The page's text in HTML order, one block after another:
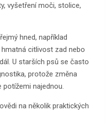
vyšetření moči, stolice,
hned, například
citlivost zad nebo
U starších psů se často
protože změna
najednou.
na několik praktických